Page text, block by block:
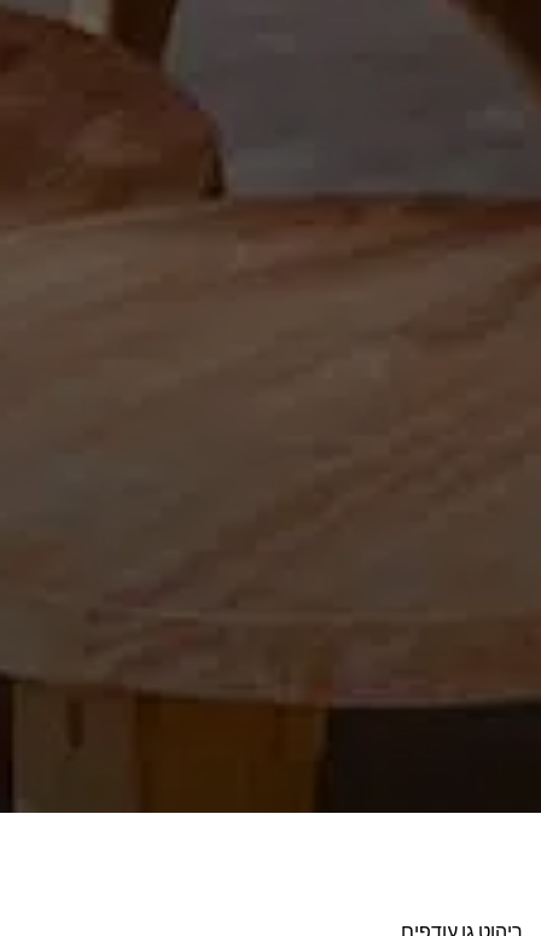
ריהוט גן עודפים